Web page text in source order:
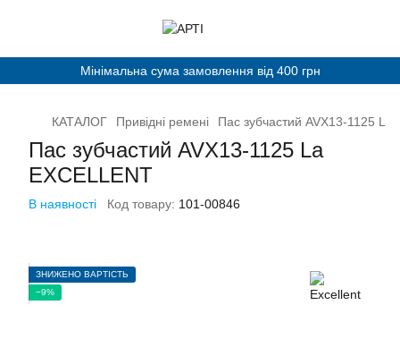
Мінімальна сума замовлення від 400 грн
КАТАЛОГ Привідні ремені Пас зубчастий AVХ13-1125 La
Пас зубчастий AVХ13-1125 La
EXCELLENT
В наявності Код товару: 101-00846
ЗНИЖЕНО ВАРТІСТЬ
−9%